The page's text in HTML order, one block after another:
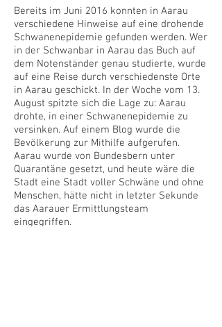
Bereits im Juni 2016 konnten in Aarau
verschiedene Hinweise auf eine drohende
Schwanenepidemie gefunden werden. Wer
in der Schwanbar in Aarau das Buch auf
dem Notenständer genau studierte, wurde
auf eine Reise durch verschiedenste Orte
in Aarau geschickt. In der Woche vom 13.
August spitzte sich die Lage zu: Aarau
drohte, in einer Schwanenepidemie zu
versinken. Auf einem Blog wurde die
Bevölkerung zur Mithilfe aufgerufen.
Aarau wurde von Bundesbern unter
Quarantäne gesetzt, und heute wäre die
Stadt eine Stadt voller Schwäne und ohne
Menschen, hätte nicht in letzter Sekunde
das Aarauer Ermittlungsteam
eingegriffen.